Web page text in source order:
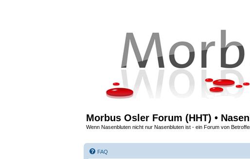
Morbus Osler Forum (HHT) •
Wenn Nasenbluten nicht nur Nasenbluten ist - ein Forum von
FAQ